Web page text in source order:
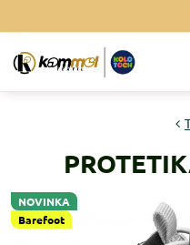
NOVINKA
Barefoot